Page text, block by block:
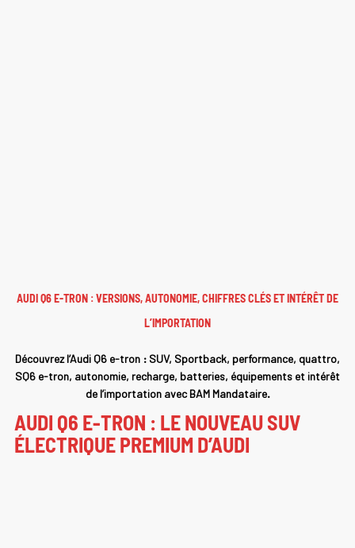
AUDI Q6 E-TRON : VERSIONS, AUTONOMIE, CHIFFRES CLÉS ET INTÉRÊT DE
L’IMPORTATION
Découvrez l’Audi Q6 e-tron : SUV, Sportback, performance, quattro,
SQ6 e-tron, autonomie, recharge, batteries, équipements et intérêt
de l’importation avec BAM Mandataire.
AUDI Q6 E-TRON : LE NOUVEAU SUV
ÉLECTRIQUE PREMIUM D’AUDI